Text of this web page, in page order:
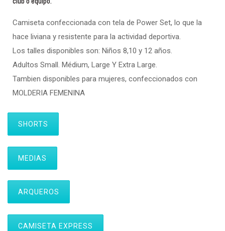
Camiseta confeccionada con tela de Power Set, lo que la
hace liviana y resistente para la actividad deportiva.
Los talles disponibles son: Niños 8,10 y 12 años.
Adultos Small. Médium, Large Y Extra Large.
Tambien disponibles para mujeres, confeccionados con
MOLDERIA FEMENINA
SHORTS
MEDIAS
ARQUEROS
CAMISETA EXPRESS